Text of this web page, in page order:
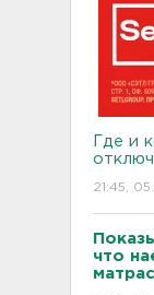
Где и
21:45,
что